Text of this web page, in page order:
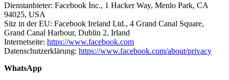
Dienstanbieter: Facebook Inc., 1 Hacker Way, Menlo Park, CA
94025, USA
Sitz in der EU: Facebook Ireland Ltd., 4 Grand Canal Square,
Grand Canal Harbour, Dublin 2, Irland
Internetseite: https://www.facebook.com
Datenschutzerklärung: https://www.facebook.com/about/privacy
WhatsApp